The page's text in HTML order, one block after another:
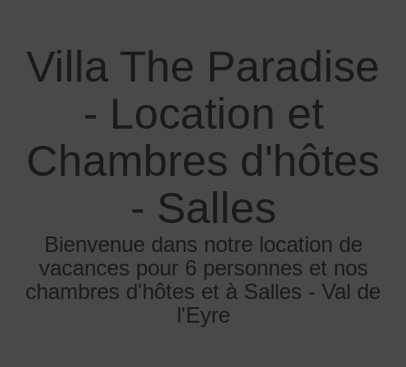
Villa The Paradise
- Location et
Chambres d'hôtes
- Salles
Bienvenue dans notre location de
vacances pour 6 personnes et nos
chambres d'hôtes et à Salles - Val de
l'Eyre